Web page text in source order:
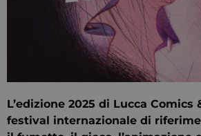
L’edizione 2025 di Lucca Comics
festival internazionale di